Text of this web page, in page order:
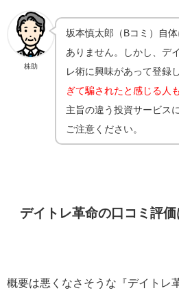
株助
坂本慎太郎（Bコミ）自
ありません。しかし、デ
レ術に興味があって登録
ぎて騙されたと感じる人
主旨の違う投資サービス
ご注意ください。
デイトレ革命の口コミ評価
概要は悪くなさそうな『デイトレ